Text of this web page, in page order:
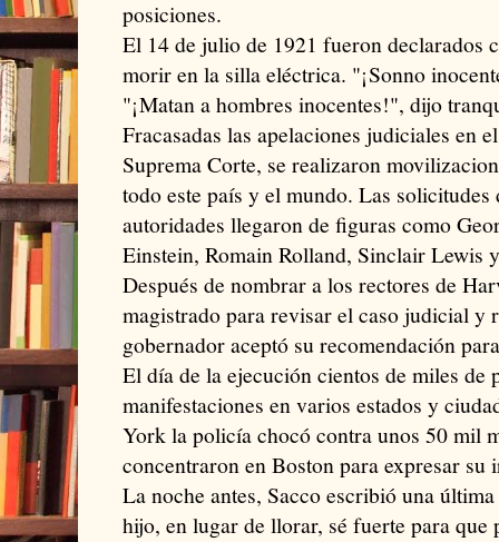
posiciones.
El 14 de julio de 1921 fueron declarados
morir en la silla eléctrica. "¡Sonno
"¡Matan a hombres inocentes!", dijo
Fracasadas las apelaciones judiciales en
Suprema Corte, se realizaron
todo este país y el mundo. Las solicitudes
autoridades llegaron de figuras como
Einstein, Romain Rolland, Sinclair Lewis
Después de nombrar a los rectores de
magistrado para revisar el caso judicial y
gobernador aceptó su recomendación
El día de la ejecución cientos de miles de
manifestaciones en varios estados y
York la policía chocó contra unos 50 mil
concentraron en Boston para expresar su
La noche antes, Sacco escribió una
hijo, en lugar de llorar, sé fuerte para que